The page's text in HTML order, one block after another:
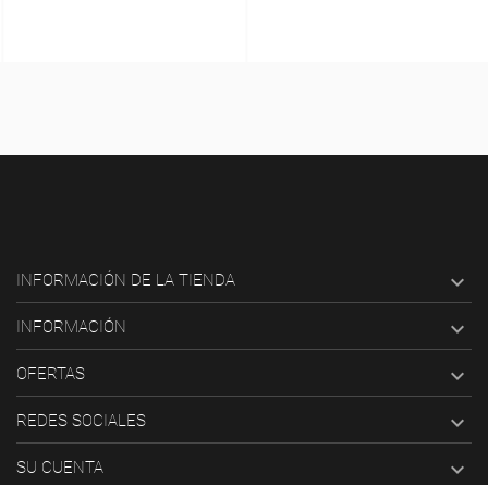
INFORMACIÓN DE LA TIENDA 
INFORMACIÓN 
OFERTAS 
REDES SOCIALES 
SU CUENTA 